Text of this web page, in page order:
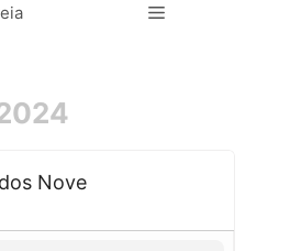
Menu
Nove